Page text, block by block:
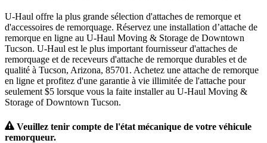
U-Haul offre la plus grande sélection d'attaches de remorque et
d'accessoires de remorquage. Réservez une installation d’attache de
remorque en ligne au U-Haul Moving & Storage de Downtown
Tucson. U-Haul est le plus important fournisseur d'attaches de
remorquage et de receveurs d'attache de remorque durables et de
qualité à Tucson, Arizona, 85701. Achetez une attache de remorque
en ligne et profitez d'une garantie à vie illimitée de l'attache pour
seulement $5 lorsque vous la faite installer au U-Haul Moving &
Storage of Downtown Tucson.
Veuillez tenir compte de l'état mécanique de votre véhicule
remorqueur.